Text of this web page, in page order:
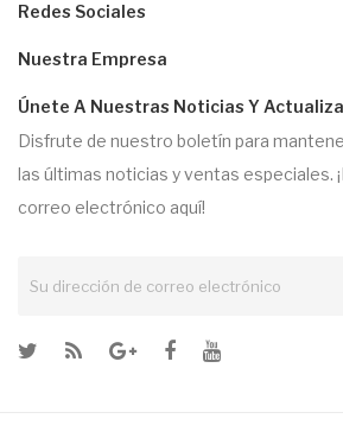
Redes Sociales
Nuestra Empresa
Únete A Nuestras Noticias Y
Disfrute de nuestro boletín para
las últimas noticias y ventas especiales.
correo electrónico aquí!